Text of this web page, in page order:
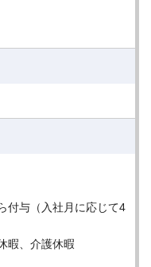
付与（入社月に応じて4
暇、介護休暇